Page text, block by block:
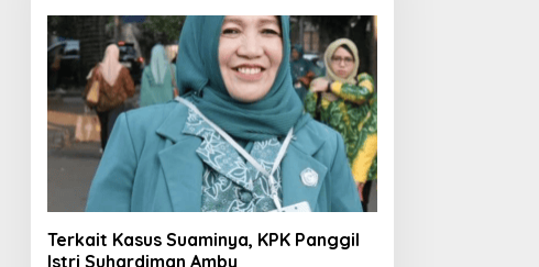
Terkait Kasus Suaminya, KPK Panggil
Istri Suhardiman Amby